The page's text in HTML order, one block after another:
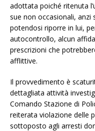
adottata poiché ritenuta
sue non occasionali, anzi
potendosi riporre in lui,
autocontrollo, alcun
prescrizioni che
afflittive.
Il provvedimento è
dettagliata attività
Comando Stazione di
reiterata violazione delle
sottoposto agli arresti